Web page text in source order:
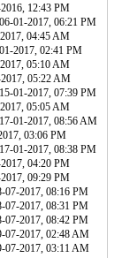
12:43 PM
01-2017, 06:21 PM
04:45 AM
2017, 02:41 PM
05:10 AM
05:22 AM
01-2017, 07:39 PM
05:05 AM
01-2017, 08:56 AM
03:06 PM
01-2017, 08:38 PM
04:20 PM
09:29 PM
07-2017, 08:16 PM
07-2017, 08:31 PM
07-2017, 08:42 PM
07-2017, 02:48 AM
07-2017, 03:11 AM